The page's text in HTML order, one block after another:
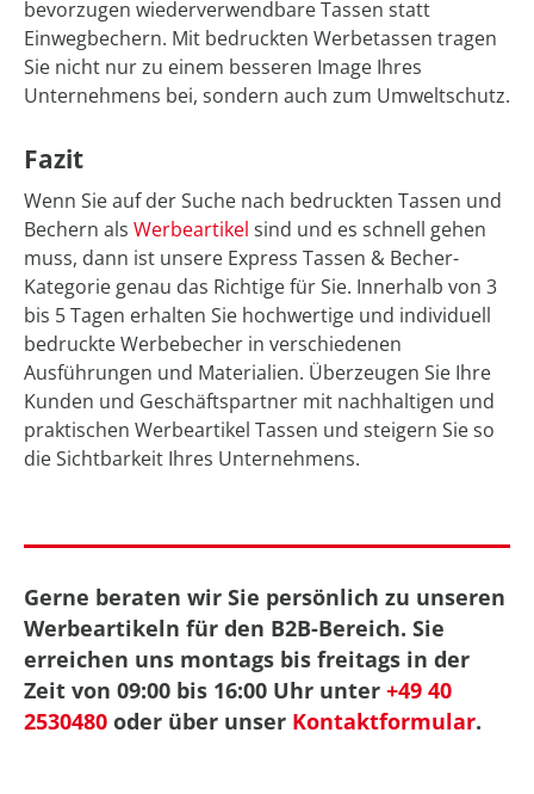
bevorzugen wiederverwendbare Tassen statt
Einwegbechern. Mit bedruckten Werbetassen tragen
Sie nicht nur zu einem besseren Image Ihres
Unternehmens bei, sondern auch zum Umweltschutz.
Fazit
Wenn Sie auf der Suche nach bedruckten Tassen und
Bechern als Werbeartikel sind und es schnell gehen
muss, dann ist unsere Express Tassen & Becher-
Kategorie genau das Richtige für Sie. Innerhalb von 3
bis 5 Tagen erhalten Sie hochwertige und individuell
bedruckte Werbebecher in verschiedenen
Ausführungen und Materialien. Überzeugen Sie Ihre
Kunden und Geschäftspartner mit nachhaltigen und
praktischen Werbeartikel Tassen und steigern Sie so
die Sichtbarkeit Ihres Unternehmens.
Gerne beraten wir Sie persönlich zu unseren
Werbeartikeln für den B2B-Bereich. Sie
erreichen uns montags bis freitags in der
Zeit von 09:00 bis 16:00 Uhr unter +49 40
2530480 oder über unser Kontaktformular.